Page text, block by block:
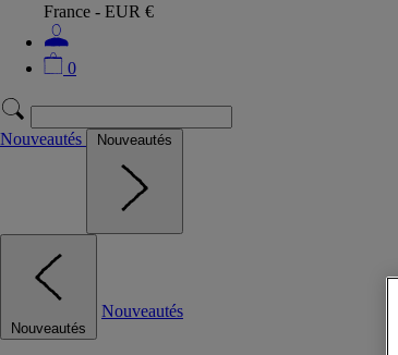
France - EUR €
0
Nouveautés Nouveautés
Nouveautés
Nouveautés